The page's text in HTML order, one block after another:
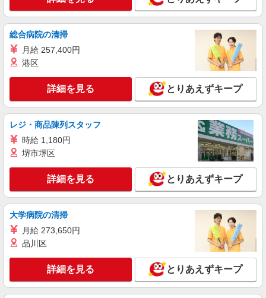
総合病院の清掃
月給 257,400円
港区
詳細を見る とりあえずキープ
レジ・商品陳列スタッフ
時給 1,180円
堺市堺区
詳細を見る とりあえずキープ
大学病院の清掃
月給 273,650円
品川区
詳細を見る とりあえずキープ